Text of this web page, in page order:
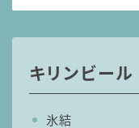
Slat(すらっと）
クリアクーラ
キリンビール
氷結